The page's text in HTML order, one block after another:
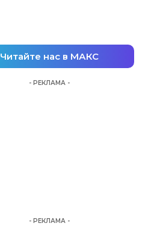
Читайте нас в МАКС
- РЕКЛАМА -
- РЕКЛАМА -